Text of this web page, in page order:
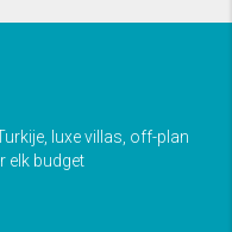
luxe villas, off-plan
elk budget